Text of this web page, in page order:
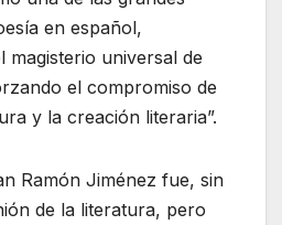
en español,
magisterio universal de
el compromiso de
y la creación literaria”.
Ramón Jiménez fue, sin
de la literatura, pero